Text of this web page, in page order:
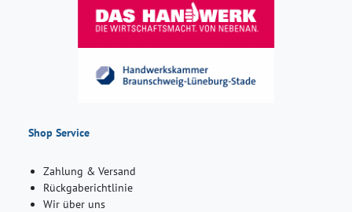
Shop Service
Zahlung & Versand
Rückgaberichtlinie
Wir über uns